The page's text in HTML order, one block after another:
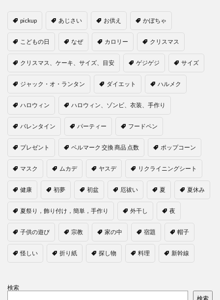
pickup あじさい お供え かぼちゃ
こどもの日 なぜ カロリー クリスマス
クリスマス、ケーキ、サイズ、目安 ゲジゲジ サイズ
ジャック・オ・ランタン ダイエット ハルメク
ハロウィン ハロウィン、ゾンビ、衣装、手作り
バレンタイン パーティー フードペン
プレゼント ベルマーク 交換 商品 点数 ポップコーン
マスク ムカデ ヤスデ リクライニングシート
健康 初夢 初盆 厄祓い 夏 夏休み
夏祭り，飾り付け，簡単，手作り 外干し 夜
子供の遊び 宗教 家の中 宿題 帽子
怪しい 折り紙 探し物 料理 新幹線
検索
検索